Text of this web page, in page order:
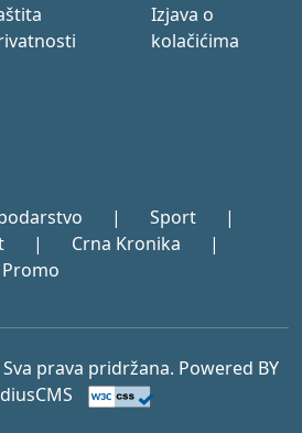
Izjava o
kolačićima
| Sport
|
| Crna Kronika
|
Promo
prava pridržana. Powered BY